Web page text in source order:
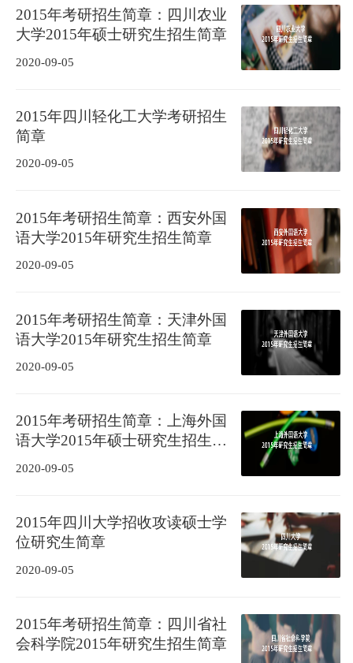
2015年考研招生简章：四川农业
大学2015年硕士研究生招生简章
2020-09-05
2015年四川轻化工大学考研招生
简章
2020-09-05
2015年考研招生简章：西安外国
语大学2015年研究生招生简章
2020-09-05
2015年考研招生简章：天津外国
语大学2015年研究生招生简章
2020-09-05
2015年考研招生简章：上海外国
语大学2015年硕士研究生招生简
章
2020-09-05
2015年四川大学招收攻读硕士学
位研究生简章
2020-09-05
2015年考研招生简章：四川省社
会科学院2015年研究生招生简章